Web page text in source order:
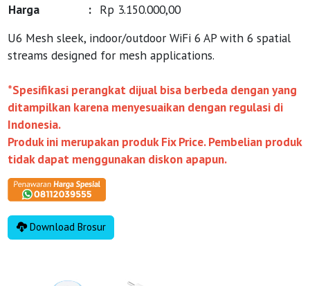
Harga
: Rp 3.150.000,00
U6 Mesh sleek, indoor/outdoor WiFi 6 AP with 6 spatial
streams designed for mesh applications.
*Spesifikasi perangkat dijual bisa berbeda dengan yang
ditampilkan karena menyesuaikan dengan regulasi di
Indonesia.
Produk ini merupakan produk Fix Price. Pembelian produk
tidak dapat menggunakan diskon apapun.
Download Brosur